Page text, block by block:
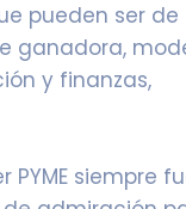
pueden ser de
ganadora,
y finanzas,
siempre